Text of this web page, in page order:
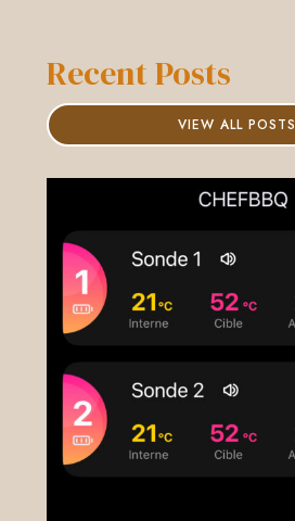
Recent Posts
VIEW ALL POSTS